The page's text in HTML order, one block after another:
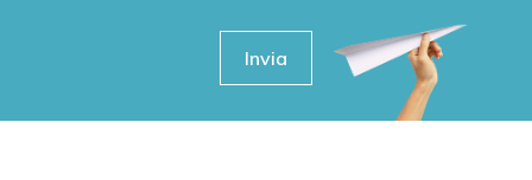
Invia